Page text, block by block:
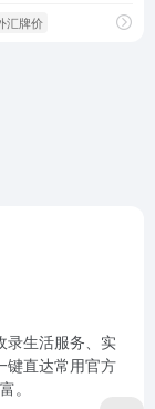
汇牌价
录生活服务、实
键直达常用官方
。